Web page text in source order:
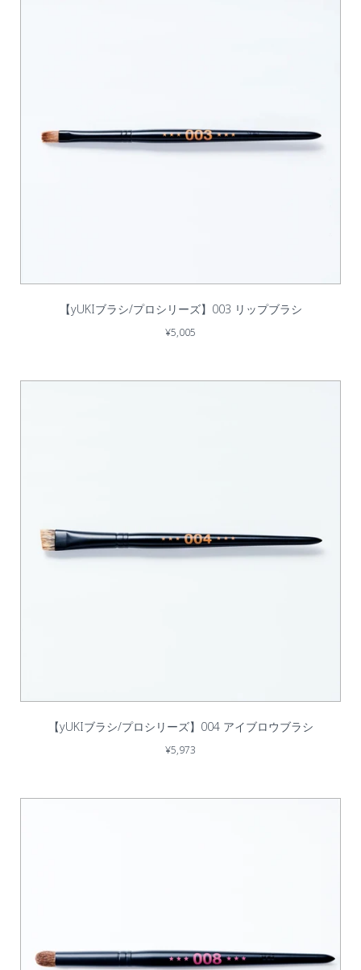
【yUKIブラシ/プロシリーズ】003 リップブラシ
¥5,005
【yUKIブラシ/プロシリーズ】004 アイブロウブラシ
¥5,973